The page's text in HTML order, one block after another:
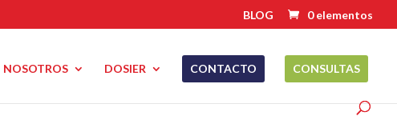
BLOG 0 elementos
NOSOTROS DOSIER CONTACTO CONSULTAS